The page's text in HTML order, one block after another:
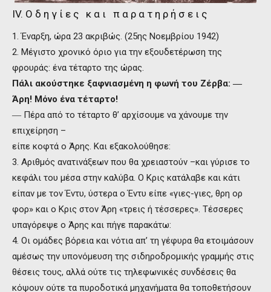
IV. Ο δ η γ ί ε ς κ α ι π α ρ α τ η ρ ή σ ε ι ς
1. Έναρξη, ώρα 23 ακριβώς. (25ης Νοεμβρίου 1942)
2. Μέγιστο χρονικό όριο για την εξουδετέρωση της
φρουράς: ένα τέταρτο της ώρας.
Πάλι ακούστηκε ξαφνιασμένη η φωνή του Ζέρβα: ―
Άρη! Μόνο ένα τέταρτο!
― Πέρα από το τέταρτο θ’ αρχίσουμε να χάνουμε την
επιχείρηση –
είπε κοφτά ο Άρης. Και εξακολούθησε:
3. Αριθμός ανατινάξεων που θα χρειαστούν –και γύρισε το
κεφάλι του μέσα στην καλύβα. Ο Κρις κατάλαβε και κάτι
είπαν με τον Έντυ, ύστερα ο Έντυ είπε «γιες-γιες, θρη ορ
φορ» και ο Κρις στον Άρη «τρεις ή τέσσερες». Τέσσερες
υπαγόρεψε ο Άρης και πήγε παρακάτω:
4. Οι ομάδες βόρεια και νότια απ’ τη γέφυρα θα ετοιμάσουν
αμέσως την υπονόμευση της σιδηροδρομικής γραμμής στις
θέσεις τους, αλλά ούτε τις τηλεφωνικές συνδέσεις θα
κόψουν ούτε τα πυροδοτικά μηχανήματα θα τοποθετήσουν